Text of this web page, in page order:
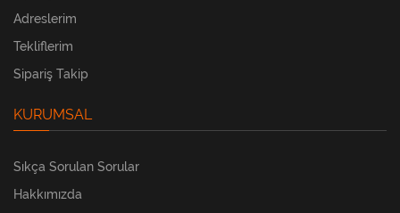
Adreslerim
Tekliflerim
Sipariş Takip
KURUMSAL
Sıkça Sorulan Sorular
Hakkımızda